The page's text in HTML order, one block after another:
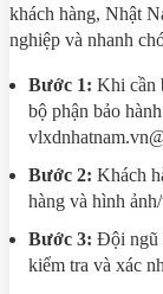
khách hàng, Nhật
nghiệp và nhanh
Bước 1: Khi cần
bộ phận bảo
Bước 2: Khách
hàng và hình
Bước 3: Đội ngũ
kiểm tra và xác